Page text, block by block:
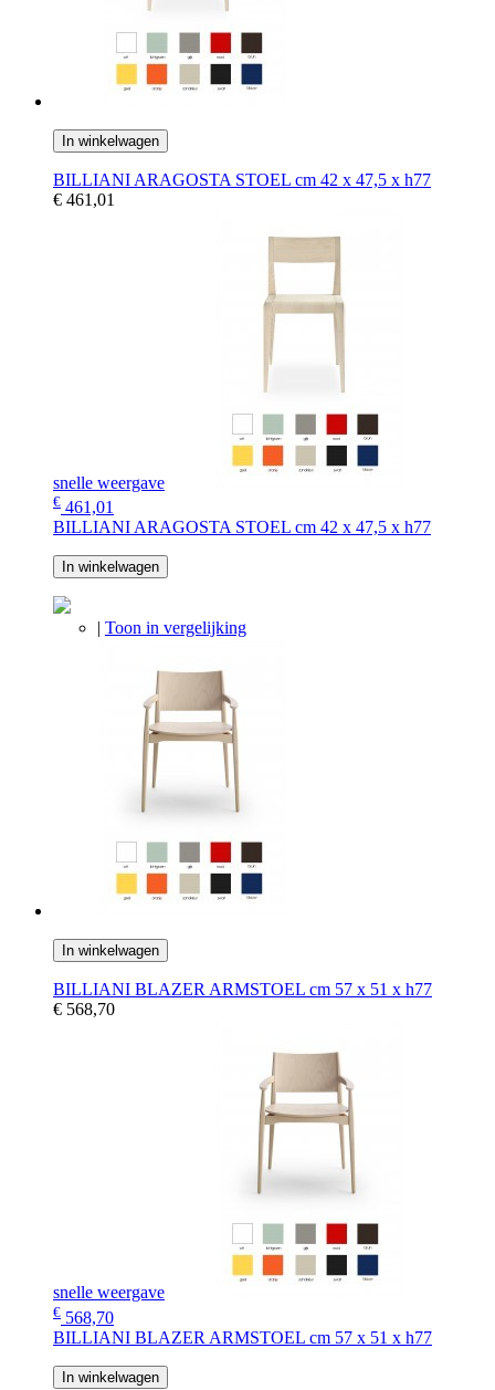
In winkelwagen
BILLIANI ARAGOSTA STOEL cm 42 x 47,5 x h77
€ 461,01
snelle weergave
€ 461,01
BILLIANI ARAGOSTA STOEL cm 42 x 47,5 x h77
In winkelwagen
| Toon in vergelijking
In winkelwagen
BILLIANI BLAZER ARMSTOEL cm 57 x 51 x h77
€ 568,70
snelle weergave
€ 568,70
BILLIANI BLAZER ARMSTOEL cm 57 x 51 x h77
In winkelwagen